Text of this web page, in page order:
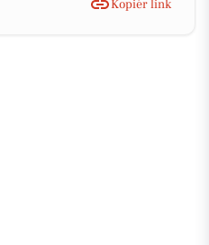
Kopiér link